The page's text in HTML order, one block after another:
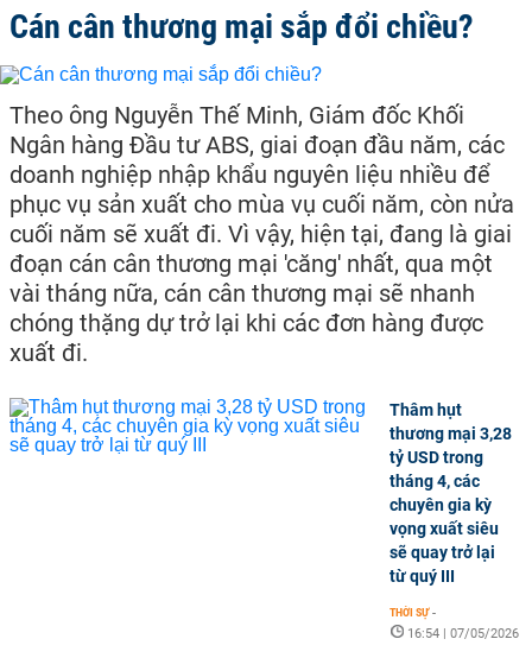
Cán cân thương mại sắp đổi chiều?
Theo ông Nguyễn Thế Minh, Giám đốc Khối
Ngân hàng Đầu tư ABS, giai đoạn đầu năm, các
doanh nghiệp nhập khẩu nguyên liệu nhiều để
phục vụ sản xuất cho mùa vụ cuối năm, còn nửa
cuối năm sẽ xuất đi. Vì vậy, hiện tại, đang là giai
đoạn cán cân thương mại 'căng' nhất, qua một
vài tháng nữa, cán cân thương mại sẽ nhanh
chóng thặng dự trở lại khi các đơn hàng được
xuất đi.
Thâm hụt
thương mại 3,28
tỷ USD trong
tháng 4, các
chuyên gia kỳ
vọng xuất siêu
sẽ quay trở lại
từ quý III
THỜI SỰ -
16:54 | 07/05/2026